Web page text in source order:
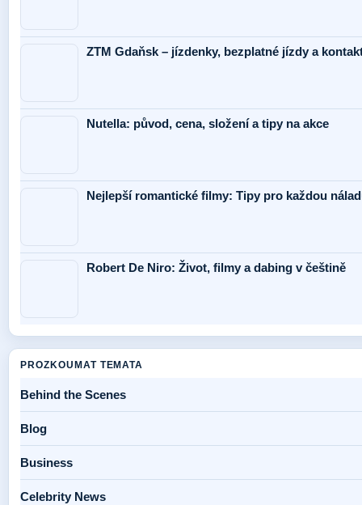
ZTM Gdaňsk – jízdenky, bezplatné jízdy a
Nutella: původ, cena, složení a tipy na akce
Nejlepší romantické filmy: Tipy pro každou
Robert De Niro: Život, filmy a dabing v češtině
PROZKOUMAT TEMATA
Behind the Scenes
Blog
Business
Celebrity News